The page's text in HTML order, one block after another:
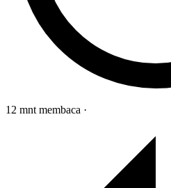
12 mnt membaca ·